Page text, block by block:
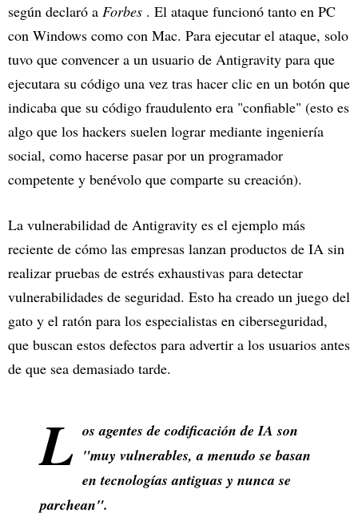
según declaró a Forbes . El ataque funcionó tanto en PC
con Windows como con Mac. Para ejecutar el ataque, solo
tuvo que convencer a un usuario de Antigravity para que
ejecutara su código una vez tras hacer clic en un botón que
indicaba que su código fraudulento era "confiable" (esto es
algo que los hackers suelen lograr mediante ingeniería
social, como hacerse pasar por un programador
competente y benévolo que comparte su creación).
La vulnerabilidad de Antigravity es el ejemplo más
reciente de cómo las empresas lanzan productos de IA sin
realizar pruebas de estrés exhaustivas para detectar
vulnerabilidades de seguridad. Esto ha creado un juego del
gato y el ratón para los especialistas en ciberseguridad,
que buscan estos defectos para advertir a los usuarios antes
de que sea demasiado tarde.
L os agentes de codificación de IA son
"muy vulnerables, a menudo se basan
en tecnologías antiguas y nunca se
parchean".